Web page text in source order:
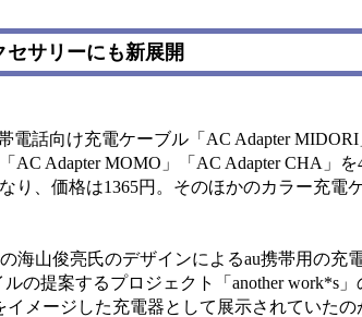
サリーにも新展開
話向け充電ケーブル「AC Adapter
AC Adapter MOMO」「AC Adapter CHA」
り、価格は1365円。そのほかのカラー充電
海山俊亮氏のデザインによるau携帯用の充
の提案するプロジェクト「another work*s
メージした充電器として展示されていたの